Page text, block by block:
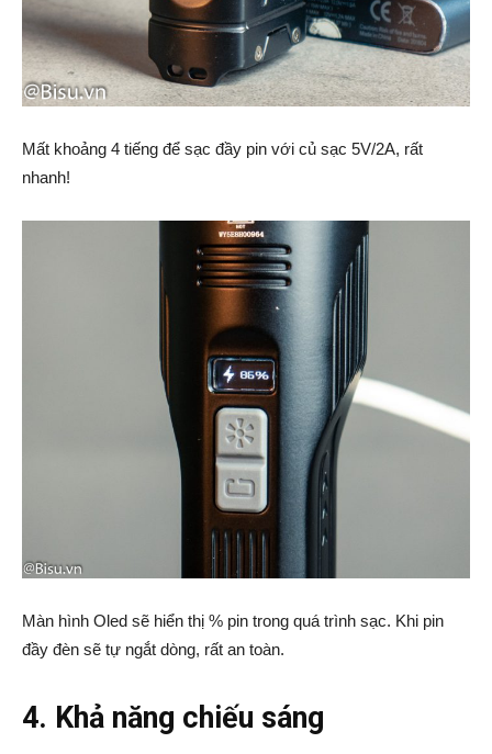
Mất khoảng 4 tiếng để sạc đầy pin với củ sạc 5V/2A, rất
nhanh!
Màn hình Oled sẽ hiển thị % pin trong quá trình sạc. Khi pin
đầy đèn sẽ tự ngắt dòng, rất an toàn.
4. Khả năng chiếu sáng